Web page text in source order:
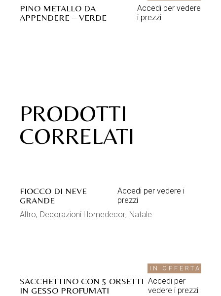
PINO METALLO DA
APPENDERE – VERDE
Accedi per vedere
i prezzi
PRODOTTI
CORRELATI
FIOCCO DI NEVE
GRANDE
Accedi per vedere i
prezzi
Altro Decorazioni Homedecor Natale
IN OFFERTA
SACCHETTINO CON 5 ORSETTI
IN GESSO PROFUMATI
Accedi per
vedere i prezzi